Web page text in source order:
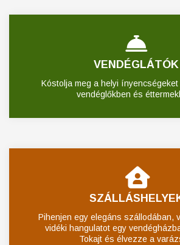
VENDÉGLÁTÓK
Kóstolja meg a helyi
vendéglőkben és
Pihenjen egy elegáns szállodában,
vidéki hangulatot egy
Tokajt és élvezze a